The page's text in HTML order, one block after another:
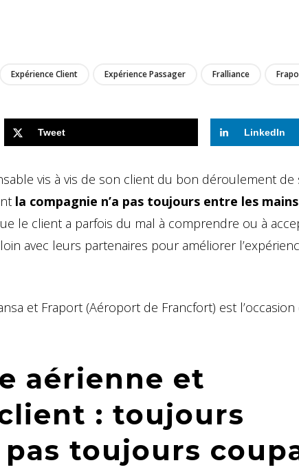
Expérience Client Expérience Passager Fralliance
Tweet LinkedIn
vis à vis de son client du bon déroulement de
la compagnie n’a pas toujours entre les
le client a parfois du mal à comprendre ou à
avec leurs partenaires pour améliorer
et Fraport (Aéroport de Francfort) est
aérienne et
: toujours
toujours